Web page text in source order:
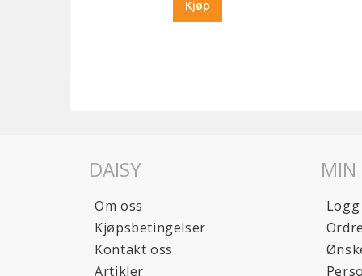
Kjøp
DAISY
Om oss
Kjøpsbetingelser
Kontakt oss
Artikler
MIN